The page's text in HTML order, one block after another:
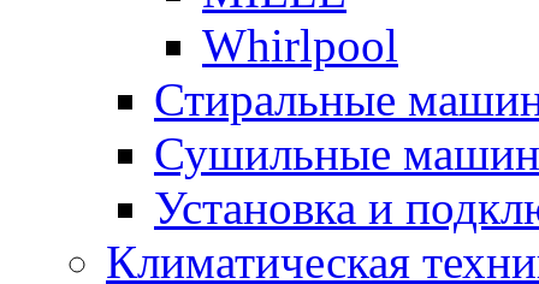
Whirlpool
Стиральные
Сушильные
Установка и
Климатическая